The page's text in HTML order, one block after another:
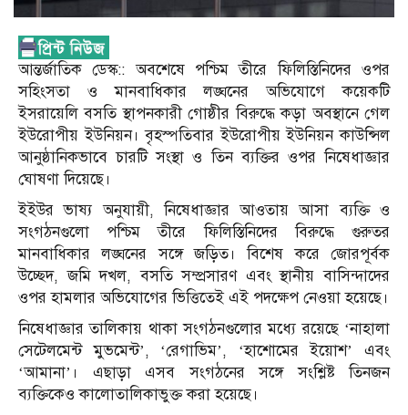
আন্তর্জাতিক ডেস্ক:: অবশেষে পশ্চিম তীরে ফিলিস্তিনিদের ওপর
সহিংসতা ও মানবাধিকার লঙ্ঘনের অভিযোগে কয়েকটি
ইসরায়েলি বসতি স্থাপনকারী গোষ্ঠীর বিরুদ্ধে কড়া অবস্থানে গেল
ইউরোপীয় ইউনিয়ন। বৃহস্পতিবার ইউরোপীয় ইউনিয়ন কাউন্সিল
আনুষ্ঠানিকভাবে চারটি সংস্থা ও তিন ব্যক্তির ওপর নিষেধাজ্ঞার
ঘোষণা দিয়েছে।
ইইউর ভাষ্য অনুযায়ী, নিষেধাজ্ঞার আওতায় আসা ব্যক্তি ও
সংগঠনগুলো পশ্চিম তীরে ফিলিস্তিনিদের বিরুদ্ধে গুরুতর
মানবাধিকার লঙ্ঘনের সঙ্গে জড়িত। বিশেষ করে জোরপূর্বক
উচ্ছেদ, জমি দখল, বসতি সম্প্রসারণ এবং স্থানীয় বাসিন্দাদের
ওপর হামলার অভিযোগের ভিত্তিতেই এই পদক্ষেপ নেওয়া হয়েছে।
নিষেধাজ্ঞার তালিকায় থাকা সংগঠনগুলোর মধ্যে রয়েছে ‘নাহালা
সেটেলমেন্ট মুভমেন্ট’, ‘রেগাভিম’, ‘হাশোমের ইয়োশ’ এবং
‘আমানা’। এছাড়া এসব সংগঠনের সঙ্গে সংশ্লিষ্ট তিনজন
ব্যক্তিকেও কালোতালিকাভুক্ত করা হয়েছে।